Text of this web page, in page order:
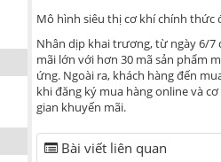
Mô hình siêu thị cơ khí chính thức
Nhân dịp khai trương, từ ngày 6/
mãi lớn với hơn 30 mã sản phẩm
ứng. Ngoài ra, khách hàng đến
khi đăng ký mua hàng online và
gian khuyến mãi.
Bài viết liên quan